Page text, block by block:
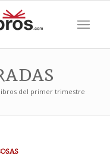
del primer trimestre